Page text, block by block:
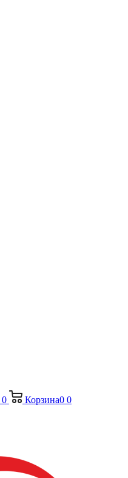
0 Корзина0 0